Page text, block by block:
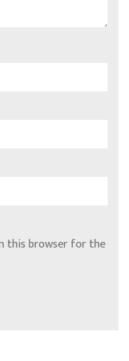
this browser for the